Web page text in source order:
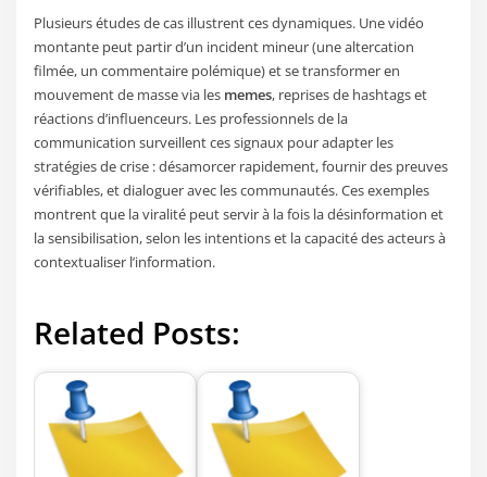
Plusieurs études de cas illustrent ces dynamiques. Une vidéo
montante peut partir d’un incident mineur (une altercation
filmée, un commentaire polémique) et se transformer en
mouvement de masse via les memes, reprises de hashtags et
réactions d’influenceurs. Les professionnels de la
communication surveillent ces signaux pour adapter les
stratégies de crise : désamorcer rapidement, fournir des preuves
vérifiables, et dialoguer avec les communautés. Ces exemples
montrent que la viralité peut servir à la fois la désinformation et
la sensibilisation, selon les intentions et la capacité des acteurs à
contextualiser l’information.
Related Posts: